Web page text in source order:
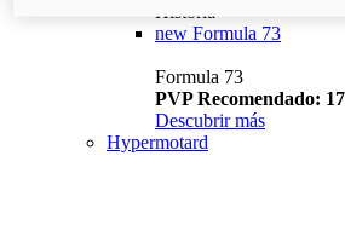
Historia
new Formula 73
Formula 73
PVP Recomendado:
Descubrir más
Hypermotard